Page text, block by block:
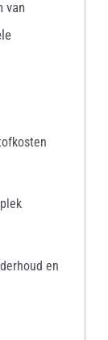
van
en